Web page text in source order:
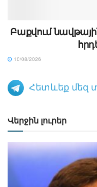
Բաքվում
10/08/2026
Հետևեք մեզ
Վերջին լուրեր